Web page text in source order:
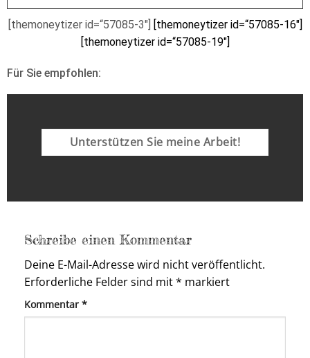
[themoneytizer id=“57085-3″] [themoneytizer id=“57085-16″]
[themoneytizer id=“57085-19″]
Für Sie empfohlen:
Unterstützen Sie meine Arbeit!
Schreibe einen Kommentar
Deine E-Mail-Adresse wird nicht veröffentlicht.
Erforderliche Felder sind mit* markiert
Kommentar *